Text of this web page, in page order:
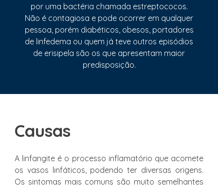
por uma bactéria chamada estreptococos.
Não é contagiosa e pode ocorrer em qualquer
pessoa, porém diabéticos, obesos, portadores
de linfedema ou quem já teve outros episódios
de erisipela são os que apresentam maior
predisposição.
Causas
A linfangite é o processo inflamatório que acomete
os vasos linfáticos, podendo ter diversas origens.
Os sintomas mais comuns são muito semelhantes